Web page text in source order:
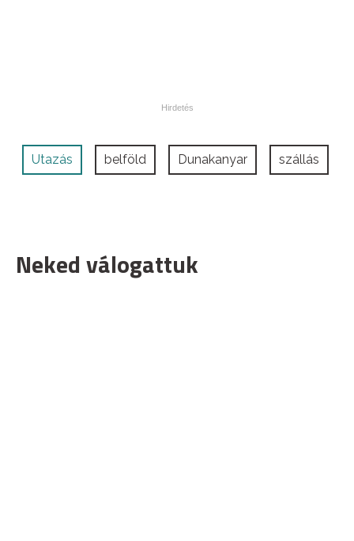
Utazás belföld Dunakanyar szállás
Neked válogattuk